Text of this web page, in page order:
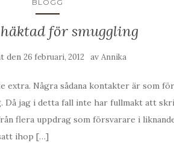
BLOGG
för smuggling
den 26 februari, 2012 av Annika
Några sådana kontakter är som
Då jag i detta fall inte har fullmakt att
flera uppdrag som försvarare i
ihop […]